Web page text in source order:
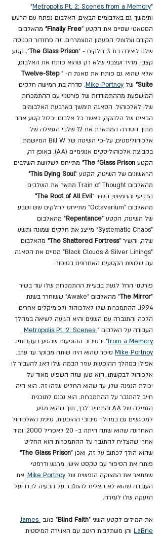
"
Metropolis Pt. 2: Scenes from a Memory
"
ותימשך גם באלבומים הבאים, האלבום נפתח עם הרעש
הסטאטי שסיים את הקטע "Finally Free" מהאלבום
הקודם וצלצולי הפעמון המצמררים. זה פרוזדור הכניסה
שלנו ליצירה בת 3 חלקים - "
The Glass Prison". קטע
קצבי, מהיר ועצבני שלא רק שהוא פותח את האלבום,
אלא שהוא גם פותח את סאגת ה- "Twelve-Step
Suite"
של Mike Portnoy. סדרה בת חמישה חלקים
המושפעת מההתמודדות של פורטנוי עם ההתמכרות
שלו לאלכוהול. הסאגה תימשך בארבעת האלבומים
הבאים של הלהקה, כאשר כל אלבום יכלול קטע אחד
מתוך הסדרה המתארת את 12 שלבי הגמילה של
אלכוהוליסטים, על-פי השיטה של Bill W המיושמת
בקבוצת אלכוהוליסטים אנונימיים (AA). באופן זה,
הקטע The "Glass Prison" מתייחס לשלושת השלבים
הראשונים של השיטה, הקטע "This Dying Soul"
מהאלבום Train of Thought
מתאר את השלבים
הרביעי והחמישי, השיר "The Root of All Evil"
מהאלבום "Octavarium" מתייחס לחלקים שש ושבע
של השיטה, הקטע "Repentance" מהאלבום
"Systematic Chaos" מייצג את חלקים שמונה ותשע
שלה, והשיר "The Shattered Fortress" מהאלבום
"Black Clouds & Silver Linings" מסיים את הסאגה
עם שלושת הקטעים האחרונים בסיפור.
פורטנוי החל לגעת בבעיית ההתמכרות שלו עוד בשיר
"
The Mirror
" מהאלבום "Awake" ששוחרר בשנת
1994. ההתמכרות שלו לאלכוהול ולכימיקלים אחרים
הלכה והתגברה עם השנים והיא הגיעה לשיאה במהלך
העבודה על האלבום " Metropolis Pt. 2: Scenes
from a Memory" ובסיבוב ההופעות שהגיע בעקבותיו.
Mike Portnoy סיפר שהוא היה שותה מבוקר עד ערב.
אפילו במהלך ההופעות עוזר הבמה שלו דאג להעביר לו
אלכוהול לבקשתו. הוא טען שזה השפיע מאוד על
יכולת הנגינה שלו, עד שהוא החליט שזהו זה. הוא היה
חייב להתגבר על ההתמכרות. הוא נכנס לתוכנית
הגמילה של AA והתחייב לכך, תוך שהוא מגיע
למפגשים גם במהלך סיבובי ההופעות. טיפת האלכוהול
האחרונה שהוא שתה היתה ב- 20 לאפריל 2000, ומיד
אחרי שהצליח להתגבר על ההתמכרות הוא החליט
שהוא הולך לכתוב על זה, ואכן "The Glass Prison"
פותח את הסיפור עם טקסט אישי, מרגש ודרמטי
שמתאר את המצוקה הנפשית של Mike Portnoy, את
העובדה שהוא לא הצליח להתגבר על הבעיה לבדו ועל
הזעקה שלו לעזרה.
את המילים לקטע השני "Blind Faith" כתב James
LaBrie והן משתלבות היטב עם האווירה המיסטית